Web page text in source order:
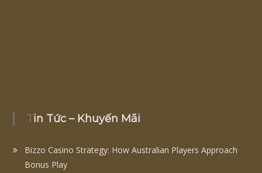
Tin Tức – Khuyến Mãi
Bizzo Casino Strategy: How Australian Players Approach
Bonus Play